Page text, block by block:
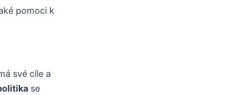
pomoci k
své cíle a
se